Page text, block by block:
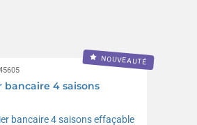
NOUVEAUTÉ
bancaire 4 saisons